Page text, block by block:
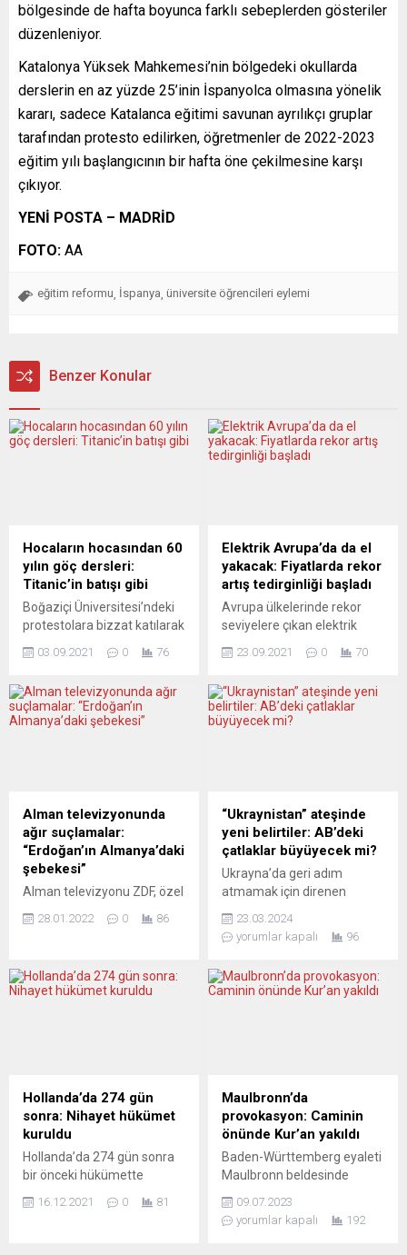
bölgesinde de hafta boyunca farklı sebeplerden gösteriler
düzenleniyor.
Katalonya Yüksek Mahkemesi’nin bölgedeki okullarda
derslerin en az yüzde 25’inin İspanyolca olmasına yönelik
kararı, sadece Katalanca eğitimi savunan ayrılıkçı gruplar
tarafından protesto edilirken, öğretmenler de 2022-2023
eğitim yılı başlangıcının bir hafta öne çekilmesine karşı
çıkıyor.
YENİ POSTA – MADRİD
FOTO: AA
eğitim reformu İspanya üniversite öğrencileri eylemi
Benzer Konular
Hocaların hocasından 60
yılın göç dersleri:
Titanic’in batışı gibi
Boğaziçi Üniversitesi’ndeki
protestolara bizzat katılarak
hocası” Prof. Dr. Nermin
yaşına giriyor. Gazeteci
Gürsel Köksal, 60 yıldır göç
son zamanlardaki göç
hareketleri aslında bir
“kaçış”: Tek hedefleri
canlarını kurtarmak.
Titanic’in...
03.09.2021 0 76
Elektrik Avrupa’da da el
yakacak: Fiyatlarda rekor
artış tedirginliği başladı
Avrupa ülkelerinde rekor
seviyelere çıkan elektrik
gerekse tüketicilerin ana
Avrupa Birliği (AB) üyesi
ülkelerin enerji bakanları,
başkanı Slovenya ev
sahipliğinde bir araya geldi.
Toplantıya, AB Komisyonu
Enerjiden Sorumlu Üyesi
Kadri Simson...
23.09.2021 0 70
Alman televizyonunda
ağır suçlamalar:
“Erdoğan’ın Almanya’daki
şebekesi”
Alman televizyonu ZDF, özel
“Erdoğans Schattenreich.
Deutschland” (“Erdoğan’ın
Gölge İmparatorluğu. Türk
sergilendi. Kamuya ait
Alman İkinci Televizyonu
(ZDF), haber programı “ZDF
onun...
28.01.2022 0 86
“Ukraynistan” ateşinde
yeni belirtiler: AB’deki
çatlaklar büyüyecek mi?
Ukrayna’da geri adım
atmamak için direnen
bölge halkını vurmuyor, Batı
Avrupa’yı da sarsıyor. Cuma
programında “Ukraynistan
ateşinin” geçmişte ve bugün
dikkat çekerken, Osman
Çutsay, “Ukraynistan”
macerasının Avrupa’da bir
23.03.2024
yorumlar kapalı
96
Hollanda’da 274 gün
sonra: Nihayet hükümet
kuruldu
Hollanda’da 274 gün sonra
bir önceki hükümette
koalisyon hükümeti kuruldu.
16.12.2021 0 81
Maulbronn’da
provokasyon: Caminin
önünde Kur’an yakıldı
Baden-Württemberg eyaleti
Maulbronn beldesinde
Birliği’ne (DİTİB) bağlı Mimar
Sinan Camii’nin önüne
09.07.2023
yorumlar kapalı
192